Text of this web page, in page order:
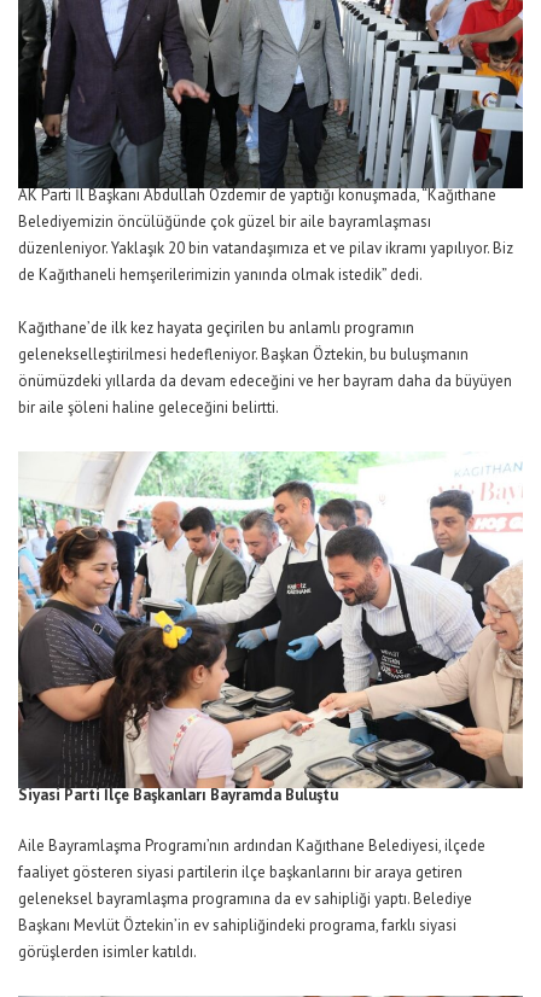
AK Parti İl Başkanı Abdullah Özdemir de yaptığı konuşmada, “Kağıthane
Belediyemizin öncülüğünde çok güzel bir aile bayramlaşması
düzenleniyor. Yaklaşık 20 bin vatandaşımıza et ve pilav ikramı yapılıyor. Biz
de Kağıthaneli hemşerilerimizin yanında olmak istedik” dedi.
Kağıthane’de ilk kez hayata geçirilen bu anlamlı programın
gelenekselleştirilmesi hedefleniyor. Başkan Öztekin, bu buluşmanın
önümüzdeki yıllarda da devam edeceğini ve her bayram daha da büyüyen
bir aile şöleni haline geleceğini belirtti.
Siyasi Parti İlçe Başkanları Bayramda Buluştu
Aile Bayramlaşma Programı’nın ardından Kağıthane Belediyesi, ilçede
faaliyet gösteren siyasi partilerin ilçe başkanlarını bir araya getiren
geleneksel bayramlaşma programına da ev sahipliği yaptı. Belediye
Başkanı Mevlüt Öztekin’in ev sahipliğindeki programa, farklı siyasi
görüşlerden isimler katıldı.